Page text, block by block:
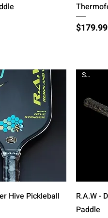
मूल्य
$179.99
दृश्य
Hive Pickleball
Sale
R.A.W -
Paddle